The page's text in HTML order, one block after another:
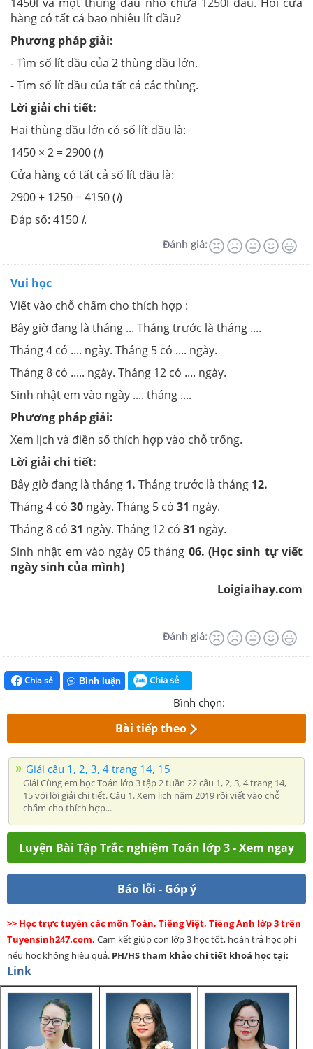
hàng có tất cả bao nhiêu lít dầu?
Phương pháp giải:
- Tìm số lít dầu của 2 thùng dầu lớn.
- Tìm số lít dầu của tất cả các thùng.
Lời giải chi tiết:
Hai thùng dầu lớn có số lít dầu là:
1450 × 2 = 2900 (l)
Cửa hàng có tất cả số lít dầu là:
2900 + 1250 = 4150 (l)
Đáp số: 4150 l.
Đánh giá:
Vui học
Viết vào chỗ chấm cho thích hợp :
Bây giờ đang là tháng ... Tháng trước là tháng ....
Tháng 4 có .... ngày. Tháng 5 có .... ngày.
Tháng 8 có ..... ngày. Tháng 12 có .... ngày.
Sinh nhật em vào ngày .... tháng ....
Phương pháp giải:
Xem lịch và điền số thích hợp vào chỗ trống.
Lời giải chi tiết:
Bây giờ đang là tháng 1. Tháng trước là tháng 12.
Tháng 4 có 30 ngày. Tháng 5 có 31 ngày.
Tháng 8 có 31 ngày. Tháng 12 có 31 ngày.
Sinh nhật em vào ngày 05 tháng 06. (Học sinh tự viết
ngày sinh của mình)
Loigiaihay.com
Đánh giá:
Chia sẻ Bình luận Chia sẻ
Bình chọn:
Bài tiếp theo
Giải câu 1, 2, 3, 4 trang 14, 15
Giải Cùng em học Toán lớp 3 tập 2 tuần 22 câu 1, 2, 3, 4 trang 14,
15 với lời giải chi tiết. Câu 1. Xem lịch năm 2019 rồi viết vào chỗ
chấm cho thích hợp...
Luyện Bài Tập Trắc nghiệm Toán lớp 3 - Xem ngay
Báo lỗi - Góp ý
>> Học trực tuyến các môn Toán, Tiếng Việt, Tiếng Anh lớp 3 trên
Tuyensinh247.com. Cam kết giúp con lớp 3 học tốt, hoàn trả học phí
nếu học không hiệu quả. PH/HStham khảo chi tiết khoá học tại:
Link